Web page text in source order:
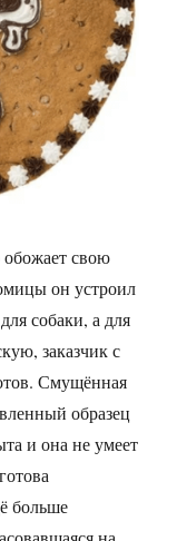
свою
он устроил
собаки, а для
заказчик с
Смущённая
образец
и она не умеет
больше